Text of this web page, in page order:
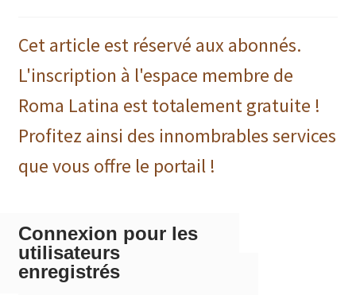
Cet article est réservé aux abonnés.
L'inscription à l'espace membre de
Roma Latina est totalement gratuite !
Profitez ainsi des innombrables services
que vous offre le portail !
Connexion pour les
utilisateurs
enregistrés